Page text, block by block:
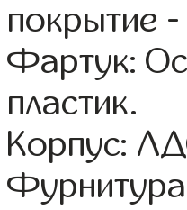
покрытие -
Фартук:
пластик.
Корпус: